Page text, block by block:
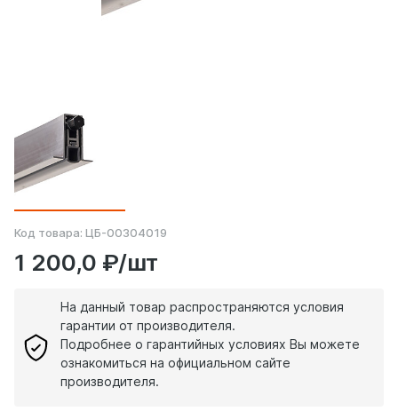
Код товара: ЦБ-00304019
1 200,0 ₽/шт
На данный товар распространяются условия
гарантии от производителя.
Подробнее о гарантийных условиях Вы можете
ознакомиться на официальном сайте
производителя.